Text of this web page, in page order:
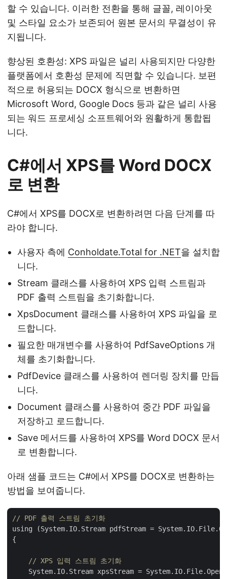
할 수 있습니다. 이러한 전환을 통해 글꼴, 레이아웃
및 스타일 요소가 보존되어 원본 문서의 무결성이 유
지됩니다.
향상된 호환성: XPS 파일은 널리 사용되지만 다양한
플랫폼에서 호환성 문제에 직면할 수 있습니다. 보편
적으로 허용되는 DOCX 형식으로 변환하면
Microsoft Word, Google Docs 등과 같은 널리 사용
되는 워드 프로세싱 소프트웨어와 원활하게 통합됩
니다.
C#에서 XPS를 Word DOCX
로 변환
C#에서 XPS를 DOCX로 변환하려면 다음 단계를 따
라야 합니다.
사용자 측에 Conholdate.Total for .NET을 설치합
니다.
Stream 클래스를 사용하여 XPS 입력 스트림과
PDF 출력 스트림을 초기화합니다.
XpsDocument 클래스를 사용하여 XPS 파일을 로
드합니다.
필요한 매개변수를 사용하여 PdfSaveOptions 개
체를 초기화합니다.
PdfDevice 클래스를 사용하여 렌더링 장치를 만듭
니다.
Document 클래스를 사용하여 중간 PDF 파일을
저장하고 로드합니다.
Save 메서드를 사용하여 XPS를 Word DOCX 문서
로 변환합니다.
아래 샘플 코드는 C#에서 XPS를 DOCX로 변환하는
방법을 보여줍니다.
// PDF 출력 스트림 초기화
using (System.IO.Stream pdfStream =
{
// XPS 입력 스트림 초기화
System.IO.Stream xpsStream =